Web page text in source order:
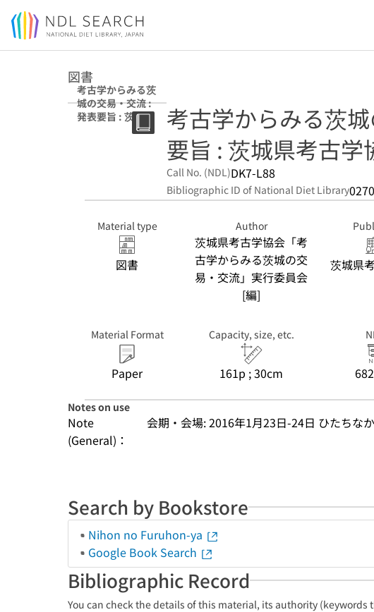
Jump to main content
図書
考古学からみる茨
城の交易・交流 :
発表要旨 : 茨城県
考古学協会シンポ
考古学からみる茨
要旨 : 茨城県考古
Call No. (NDL)DK7-L88
Bibliographic ID of National Diet Library
Material type
図書
Author
茨城県考古学協会「考
古学からみる茨城の交
易・交流」実行委員会
[編]
茨城県
Material Format
Paper
Capacity, size, etc.
161p ; 30cm
Notes on use
Note
(General)：
会期・会場: 2016年1月23日-24日 ひたちな
Search by Bookstore
Nihon no Furuhon-ya
Google Book Search
Bibliographic Record
You can check the details of this material, its authority